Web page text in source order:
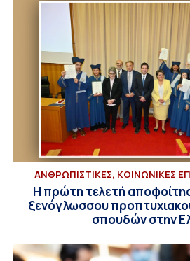
ΑΝΘΡΩΠΙΣΤΙΚΕΣ, ΚΟΙΝΩΝΙΚΕΣ
Η πρώτη τελετή
ξενόγλωσσου
σπουδών στην